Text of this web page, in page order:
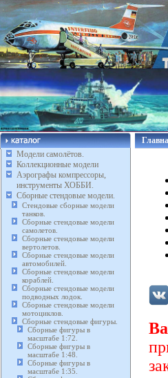
Модели самолётов.
Коллекционные модели
Аэрографы компрессоры,
инструменты ХОББИ.
Сборные стендовые модели.
Стендовые сборные модели
танков.
Сборные стендовые модели
самолетов.
Сборные стендовые модели
вертолетов.
Сборные стендовые модели
автомобилей.
Сборные стендовые модели
кораблей.
Сборные стендовые модели
подводных лодок.
Сборные стендовые модели
мотоциклов.
Сборные стендовые фигуры.
Сборные фигуры в
масштабе 1:72.
Сборные фигуры в
масштабе 1:48.
Сборные фигуры в
масштабе 1:35.